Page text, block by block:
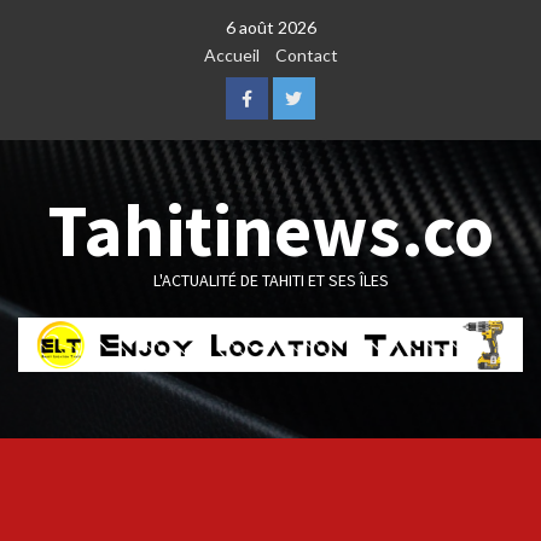
6 août 2026
Accueil
Contact
FacebookTwitter
Tahitinews.co
L'ACTUALITÉ DE TAHITI ET SES ÎLES